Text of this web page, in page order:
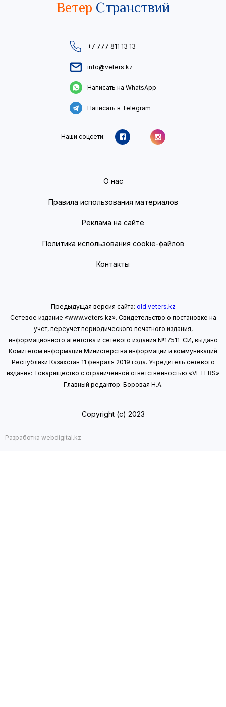
Ветер Странствий
+7 777 811 13 13
info@veters.kz
Написать на WhatsApp
Написать в Telegram
Наши соцсети:
О нас
Правила использования материалов
Реклама на сайте
Политика использования cookie-файлов
Контакты
Предыдущая версия сайта: old.veters.kz
Сетевое издание «www.veters.kz». Свидетельство о постановке на
учет, переучет периодического печатного издания,
информационного агентства и сетевого издания №17511-СИ, выдано
Комитетом информации Министерства информации и коммуникаций
Республики Казахстан 11 февраля 2019 года. Учредитель сетевого
издания: Товарищество с ограниченной ответственностью «VETERS»
Главный редактор: Боровая Н.А.
Copyright (с) 2023
Разработка webdigital.kz